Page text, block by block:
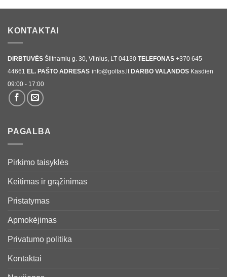
KONTAKTAI
DIRBTUVĖS Šiltnamių g. 30, Vilnius, LT-04130 TELEFONAS +370 645
44661 EL. PAŠTO ADRESAS info@goltas.lt DARBO VALANDOS Kasdien
09:00 - 17:00
PAGALBA
Pirkimo taisyklės
Keitimas ir grąžinimas
Pristatymas
Apmokėjimas
Privatumo politika
Kontaktai